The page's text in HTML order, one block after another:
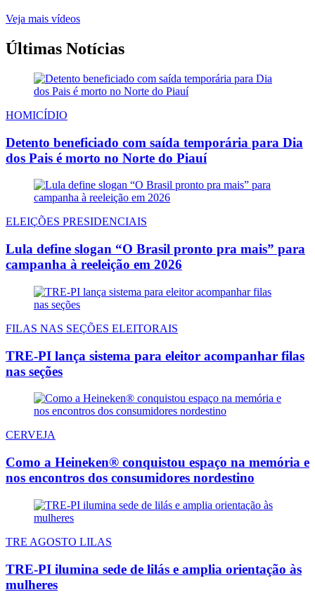
Veja mais vídeos
Últimas Notícias
HOMICÍDIO
Detento beneficiado com saída temporária para Dia
dos Pais é morto no Norte do Piauí
ELEIÇÕES PRESIDENCIAIS
Lula define slogan “O Brasil pronto pra mais” para
campanha à reeleição em 2026
FILAS NAS SEÇÕES ELEITORAIS
TRE-PI lança sistema para eleitor acompanhar filas
nas seções
CERVEJA
Como a Heineken® conquistou espaço na memória e
nos encontros dos consumidores nordestino
TRE AGOSTO LILAS
TRE-PI ilumina sede de lilás e amplia orientação às
mulheres